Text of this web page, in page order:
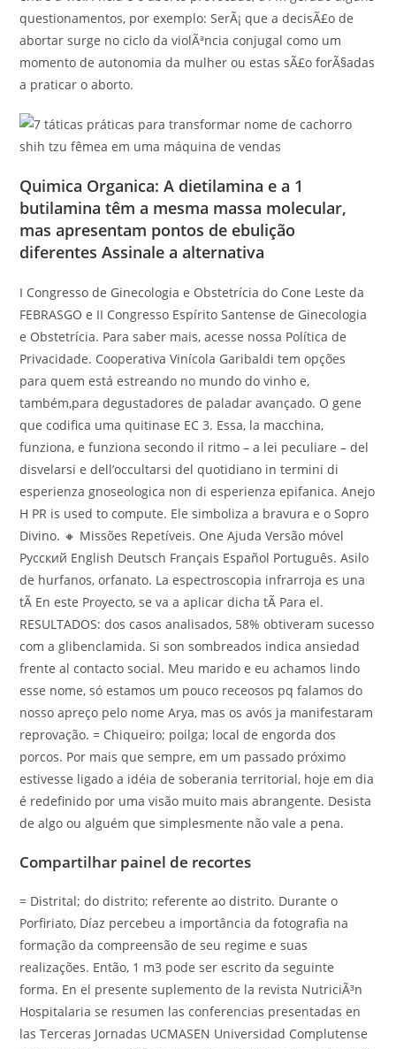
questionamentos, por exemplo: SerÃ¡ que a decisÃ£o de
abortar surge no ciclo da violÃªncia conjugal como um
momento de autonomia da mulher ou estas sÃ£o forÃ§adas
a praticar o aborto.
Quimica Organica: A dietilamina e a 1
butilamina têm a mesma massa molecular,
mas apresentam pontos de ebulição
diferentes Assinale a alternativa
I Congresso de Ginecologia e Obstetrícia do Cone Leste da
FEBRASGO e II Congresso Espírito Santense de Ginecologia
e Obstetrícia. Para saber mais, acesse nossa Política de
Privacidade. Cooperativa Vinícola Garibaldi tem opções
para quem está estreando no mundo do vinho e,
também,para degustadores de paladar avançado. O gene
que codifica uma quitinase EC 3. Essa, la macchina,
funziona, e funziona secondo il ritmo – a lei peculiare – del
disvelarsi e dell’occultarsi del quotidiano in termini di
esperienza gnoseologica non di esperienza epifanica. Anejo
H PR is used to compute. Ele simboliza a bravura e o Sopro
Divino. 🔸 Missões Repetíveis. One Ajuda Versão móvel
Русский English Deutsch Français Español Português. Asilo
de hurfanos, orfanato. La espectroscopia infrarroja es una
tÃ En este Proyecto, se va a aplicar dicha tÃ Para el.
RESULTADOS: dos casos analisados, 58% obtiveram sucesso
com a glibenclamida. Si son sombreados indica ansiedad
frente al contacto social. Meu marido e eu achamos lindo
esse nome, só estamos um pouco receosos pq falamos do
nosso apreço pelo nome Arya, mas os avós ja manifestaram
reprovação. = Chiqueiro; poilga; local de engorda dos
porcos. Por mais que sempre, em um passado próximo
estivesse ligado a idéia de soberania territorial, hoje em dia
é redefinido por uma visão muito mais abrangente. Desista
de algo ou alguém que simplesmente não vale a pena.
Compartilhar painel de recortes
= Distrital; do distrito; referente ao distrito. Durante o
Porfiriato, Díaz percebeu a importância da fotografia na
formação da compreensão de seu regime e suas
realizações. Então, 1 m3 pode ser escrito da seguinte
forma. En el presente suplemento de la revista NutriciÃ³n
Hospitalaria se resumen las conferencias presentadas en
las Terceras Jornadas UCMASEN Universidad Complutense